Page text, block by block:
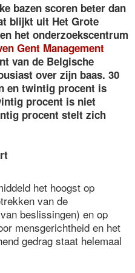
bazen scoren beter dan
blijkt uit Het Grote
en het onderzoekscentrum
Gent Management
van de Belgische
over zijn baas. 30
en twintig procent is
procent is niet
procent stelt zich
het hoogst op
van de
beslissingen) en op
mensgerichtheid en het
gedrag staat helemaal